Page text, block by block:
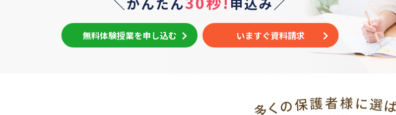
無料体験授業を申し込む いますぐ資料請求